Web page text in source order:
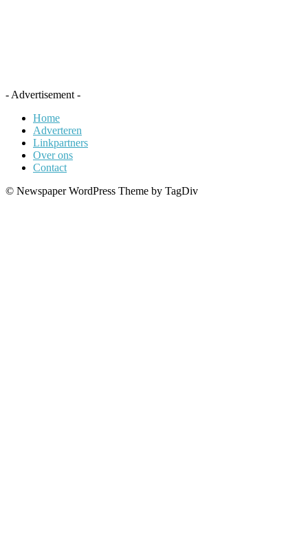
- Advertisement -
Home
Adverteren
Linkpartners
Over ons
Contact
© Newspaper WordPress Theme by TagDiv